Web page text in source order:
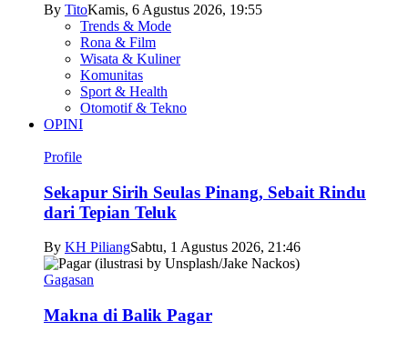
By TitoKamis, 6 Agustus 2026, 19:55
Trends & Mode
Rona & Film
Wisata & Kuliner
Komunitas
Sport & Health
Otomotif & Tekno
OPINI
Profile
Sekapur Sirih Seulas Pinang, Sebait Rindu
dari Tepian Teluk
By KH PiliangSabtu, 1 Agustus 2026, 21:46
Gagasan
Makna di Balik Pagar